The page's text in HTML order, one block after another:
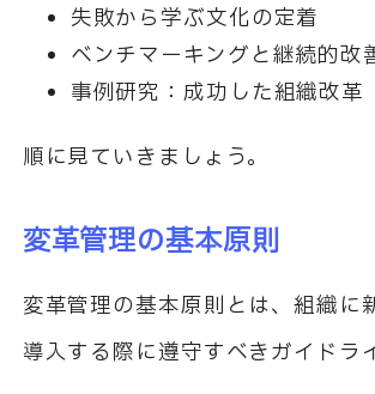
失敗から学ぶ文化の定着
ベンチマーキングと継続的改
事例研究：成功した組織改革
順に見ていきましょう。
変革管理の基本原則
変革管理の基本原則とは、組織に
導入する際に遵守すべきガイドラ